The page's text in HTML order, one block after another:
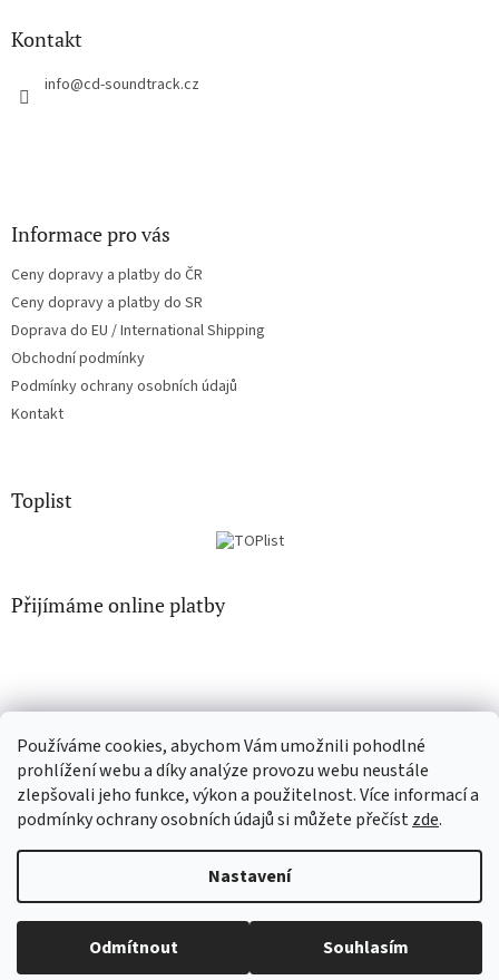
Používáme cookies, abychom Vám umožnili pohodlné
prohlížení webu a díky analýze provozu webu neustále
zlepšovali jeho funkce, výkon a použitelnost. Více informací a
podmínky ochrany osobních údajů si můžete přečístzde.
Nastavení
Odmítnout Souhlasím
Kontakt
info@cd-soundtrack.cz
Informace pro vás
Ceny dopravy a platby do ČR
Ceny dopravy a platby do SR
Doprava do EU / International Shipping
Obchodní podmínky
Podmínky ochrany osobních údajů
Kontakt
Toplist
Přijímáme online platby
CD-hudba.cz EN-filmy.cz
Vytvořil Shoptet
Copyright 2026CD-Soundtrack.cz. Všechna práva vyhrazena.
Upravit nastavení cookies